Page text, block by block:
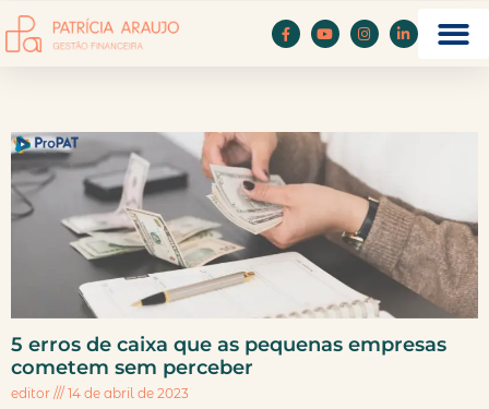
5 erros de caixa que as pequenas empresas
cometem sem perceber
editor 14 de abril de 2023